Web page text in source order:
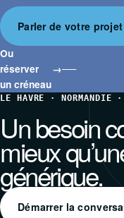
Parler de votre projet
Ou
réserver
un créneau
→
LE HAVRE · NORMANDIE
Un besoin
mieux
générique.
Démarrer la